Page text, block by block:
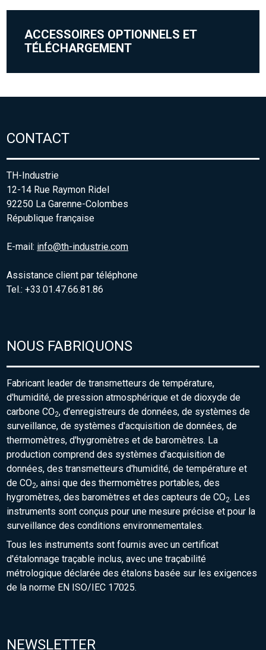
ACCESSOIRES OPTIONNELS ET
TÉLÉCHARGEMENT
CONTACT
TH-Industrie
12-14 Rue Raymon Ridel
92250 La Garenne-Colombes
République française
E-mail: info@th-industrie.com
Assistance client par téléphone
Tel.: +33.01.47.66.81.86
NOUS FABRIQUONS
Fabricant leader de transmetteurs de température,
d'humidité, de pression atmosphérique et de dioxyde de
carbone CO2, d'enregistreurs de données, de systèmes de
surveillance, de systèmes d'acquisition de données, de
thermomètres, d'hygromètres et de baromètres. La
production comprend des systèmes d'acquisition de
données, des transmetteurs d'humidité, de température et
de CO2, ainsi que des thermomètres portables, des
hygromètres, des baromètres et des capteurs de CO2. Les
instruments sont conçus pour une mesure précise et pour la
surveillance des conditions environnementales.
Tous les instruments sont fournis avec un certificat
d'étalonnage traçable inclus, avec une traçabilité
métrologique déclarée des étalons basée sur les exigences
de la norme EN ISO/IEC 17025.
NEWSLETTER